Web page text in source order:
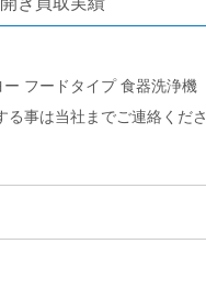
フードタイプ 食器洗浄機
事は当社までご連絡くださ